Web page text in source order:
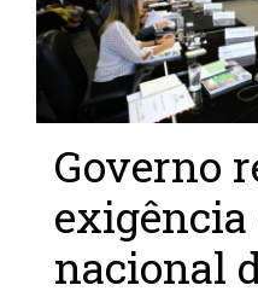
Governo
nacional